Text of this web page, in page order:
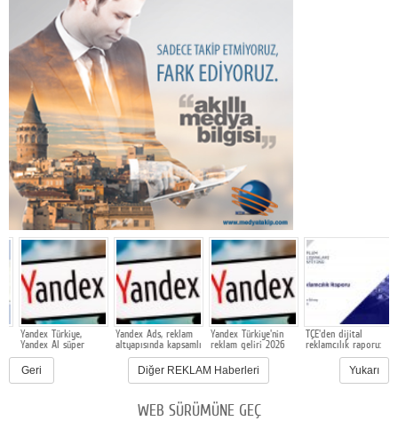
Yandex Türkiye,
Yandex AI süper
uygulamasında
işletmeler için
reklam araçlarını test
ediyor
Yandex Ads, reklam
altyapısında kapsamlı
bir güncelleme
gerçekleştirdi
Yandex Türkiye'nin
reklam geliri 2026
yılının ilk çeyreğinde
2,4 kat arttı
TÇE'den dijital
reklamcılık raporu:
Türkiye'de dijitalin
ağırlığı yüzde 72'yi
Geri Diğer REKLAM Haberleri Yukarı
WEB SÜRÜMÜNE GEÇ